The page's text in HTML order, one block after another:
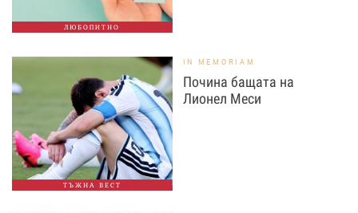
ЛЮБОПИТНО
ТЪЖНА ВЕСТ
IN MEMORIAM
Почина бащата на
Лионел Меси